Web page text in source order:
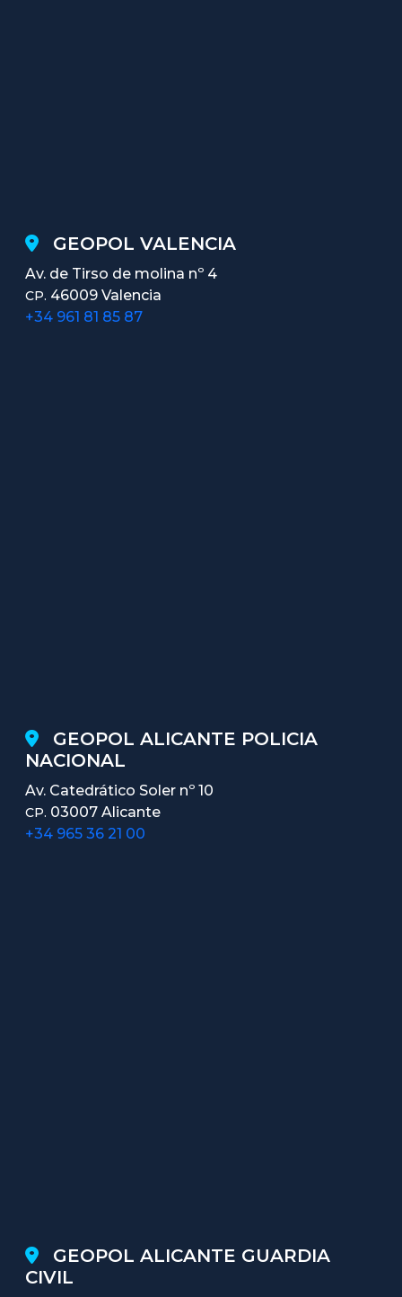
GEOPOL VALENCIA
Av. de Tirso de molina nº 4
CP. 46009 Valencia
+34 961 81 85 87
GEOPOL ALICANTE POLICIA
NACIONAL
Av. Catedrático Soler nº 10
CP. 03007 Alicante
+34 965 36 21 00
GEOPOL ALICANTE GUARDIA
CIVIL